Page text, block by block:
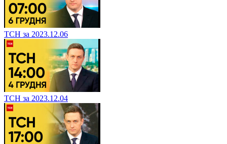
ТСН за 2023.12.06
ТСН за 2023.12.04